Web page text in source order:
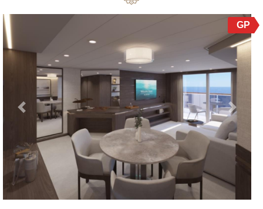
Previous Next
GP